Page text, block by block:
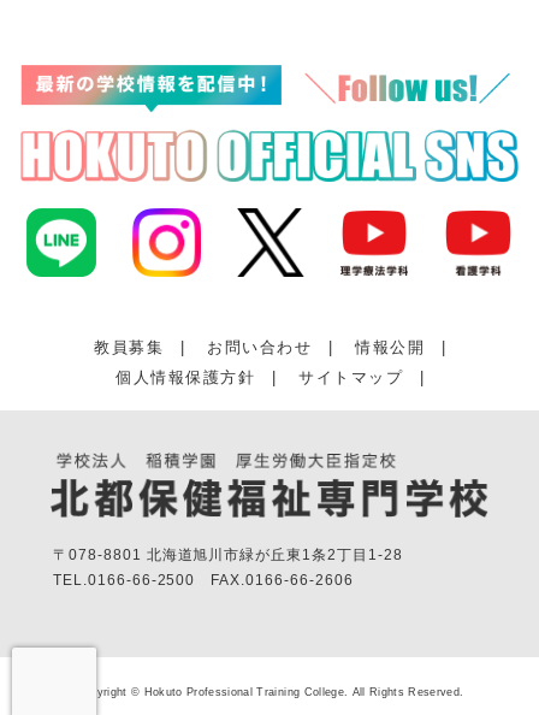
教員募集 お問い合わせ 情報公開
個人情報保護方針
サイトマップ
〒078-8801 北海道旭川市緑が丘東1条2丁目1-28
TEL. 0166-66-2500 FAX.0166-66-2606
Copyright © Hokuto Professional Training College. All Rights Reserved.